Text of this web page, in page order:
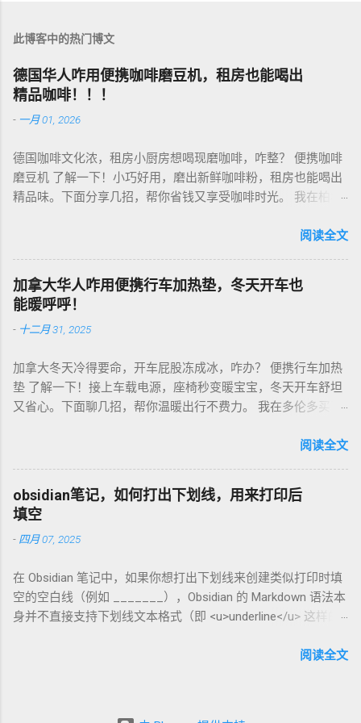
此博客中的热门博文
德国华人咋用便携咖啡磨豆机，租房也能喝出
精品咖啡！！！
- 一月 01, 2026
德国咖啡文化浓，租房小厨房想喝现磨咖啡，咋整？ 便携咖啡
磨豆机 了解一下！小巧好用，磨出新鲜咖啡粉，租房也能喝出
精品味。下面分享几招，帮你省钱又享受咖啡时光。 我在柏林
挑磨豆机看磨芯，陶瓷的耐用不发热，像Hario、Porlex这些牌
邻居可能嫌吵…… 磨豆有讲究。粗磨适合法压壶，细磨适合意式
咖啡机，App上查磨豆粗细对照表，新手不翻车。我每周磨一
次，存密封罐，早上冲杯咖啡，香到飞起！德国超市咖啡豆
贵，网购Amazon.de或本地咖啡店促销，10欧元买半磅好豆，
欧元搞定。华人微信群也有二手交易，20欧元能淘好货。 便携
咖啡磨豆机 让德国华人租房也能喝精品咖啡，赶紧试试，生活
更有味！
阅读全文
加拿大华人咋用便携行车加热垫，冬天开车也
能暖呼呼！
- 十二月 31, 2025
加拿大冬天冷得要命，开车屁股冻成冰，咋办？ 便携行车加热
垫 了解一下！接上车载电源，座椅秒变暖宝宝，冬天开车舒坦
又省心。下面聊几招，帮你温暖出行不费力。 我在多伦多买了
质，绒布的舒服又耐用，像Wagan、Comfier这些牌子，加热快
车座尺寸，通用款最省心。 用的时候简单到爆。插上车载
USB，5分钟座椅热乎乎，开长途都不冷。我在卡尔加里雪天开
车，加热垫开低档，20分钟省油又暖和。搭配个方向盘套，手
也不冻，安全又舒服。冬天停车后收好垫子，别让雪水弄湿，
常打折，30加币搞定。华人论坛也有二手交易，20加币能淘好
货。 便携行车加热垫 让加拿大华人冬天开车暖呼呼，赶紧入
手，出行更舒心！
阅读全文
obsidian笔记，如何打出下划线，用来打印后
填空
- 四月 07, 2025
在 Obsidian 笔记中，如果你想打出下划线来创建类似打印时填
空的空白线（例如 _______），Obsidian 的 Markdown 语法本
身并不直接支持下划线文本格式（即 <u>underline</u> 这样的
以下方法实现类似效果： 方法 1：使用下划线字符 直接输入连
阅读全文